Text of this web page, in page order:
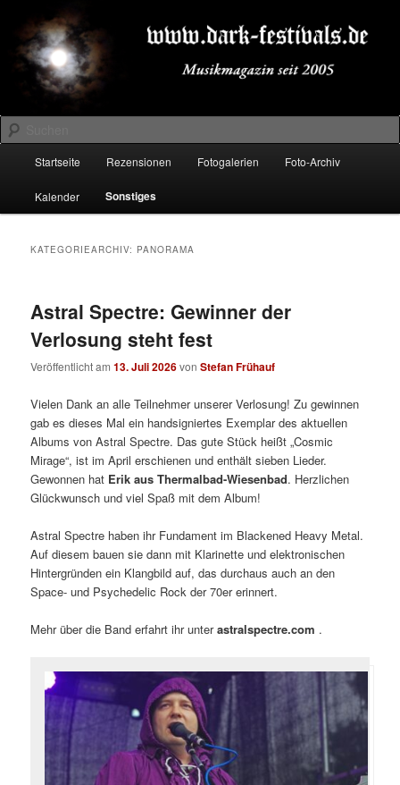
primären
Inhalt
springen
sekundären
Inhalt
springenDARK-FESTIVALS.DE
Suchen
Startseite Rezensionen Fotogalerien Foto-Archiv
Kalender Sonstiges
KATEGORIEARCHIV: PANORAMA
Astral Spectre: Gewinner der
Verlosung steht fest
Veröffentlicht am13. Juli 2026vonStefan Frühauf
Vielen Dank an alle Teilnehmer unserer Verlosung! Zu gewinnen
gab es dieses Mal ein handsigniertes Exemplar des aktuellen
Albums von Astral Spectre. Das gute Stück heißt „Cosmic
Mirage“, ist im April erschienen und enthält sieben Lieder.
Gewonnen hat Erik aus Thermalbad-Wiesenbad. Herzlichen
Glückwunsch und viel Spaß mit dem Album!
Astral Spectre haben ihr Fundament im Blackened Heavy Metal.
Auf diesem bauen sie dann mit Klarinette und elektronischen
Hintergründen ein Klangbild auf, das durchaus auch an den
Space- und Psychedelic Rock der 70er erinnert.
Mehr über die Band erfahrt ihr unterastralspectre.com .